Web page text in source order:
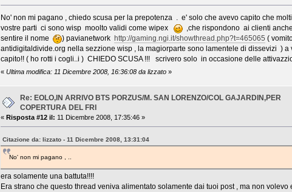
No' non mi pagano , chiedo scusa per la prepotenza . e' solo che avevo capito che
vostre parti ci sono wisp moolto validi come wipex
,che rispondono ai clienti anche
sentire il nome
) pavianetwork http://gaming.ngi.it/showthread.php?t=465065 (
antidigitaldivide.org nella sezzione wisp , la magiorparte sono lamentele di dissevizi )
capito!! ( ho rotti i cogli..i ) CHIEDO SCUSA !!! scrivero solo in occasione delle
« Ultima modifica: 11 Dicembre 2008, 16:36:08 da lizzato»
Re: EOLO,IN ARRIVO BTS PORZUS/M. SAN LORENZO/COL GAJARDIN,PER
COPERTURA DEL FRI
« Risposta #12 il: 11 Dicembre 2008, 17:35:46 »
Citazione da: lizzato - 11 Dicembre 2008, 13:31:04
No' non mi pagano , ..
era solamente una battuta!!!!
Era strano che questo thread veniva alimentato solamente dai tuoi post , ma non volevo